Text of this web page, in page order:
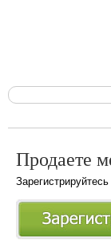
Продаете